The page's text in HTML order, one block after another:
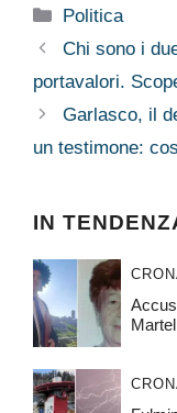
Categorie
Politica
Chi sono i
portavalori.
Garlasco, il
un testimone:
IN